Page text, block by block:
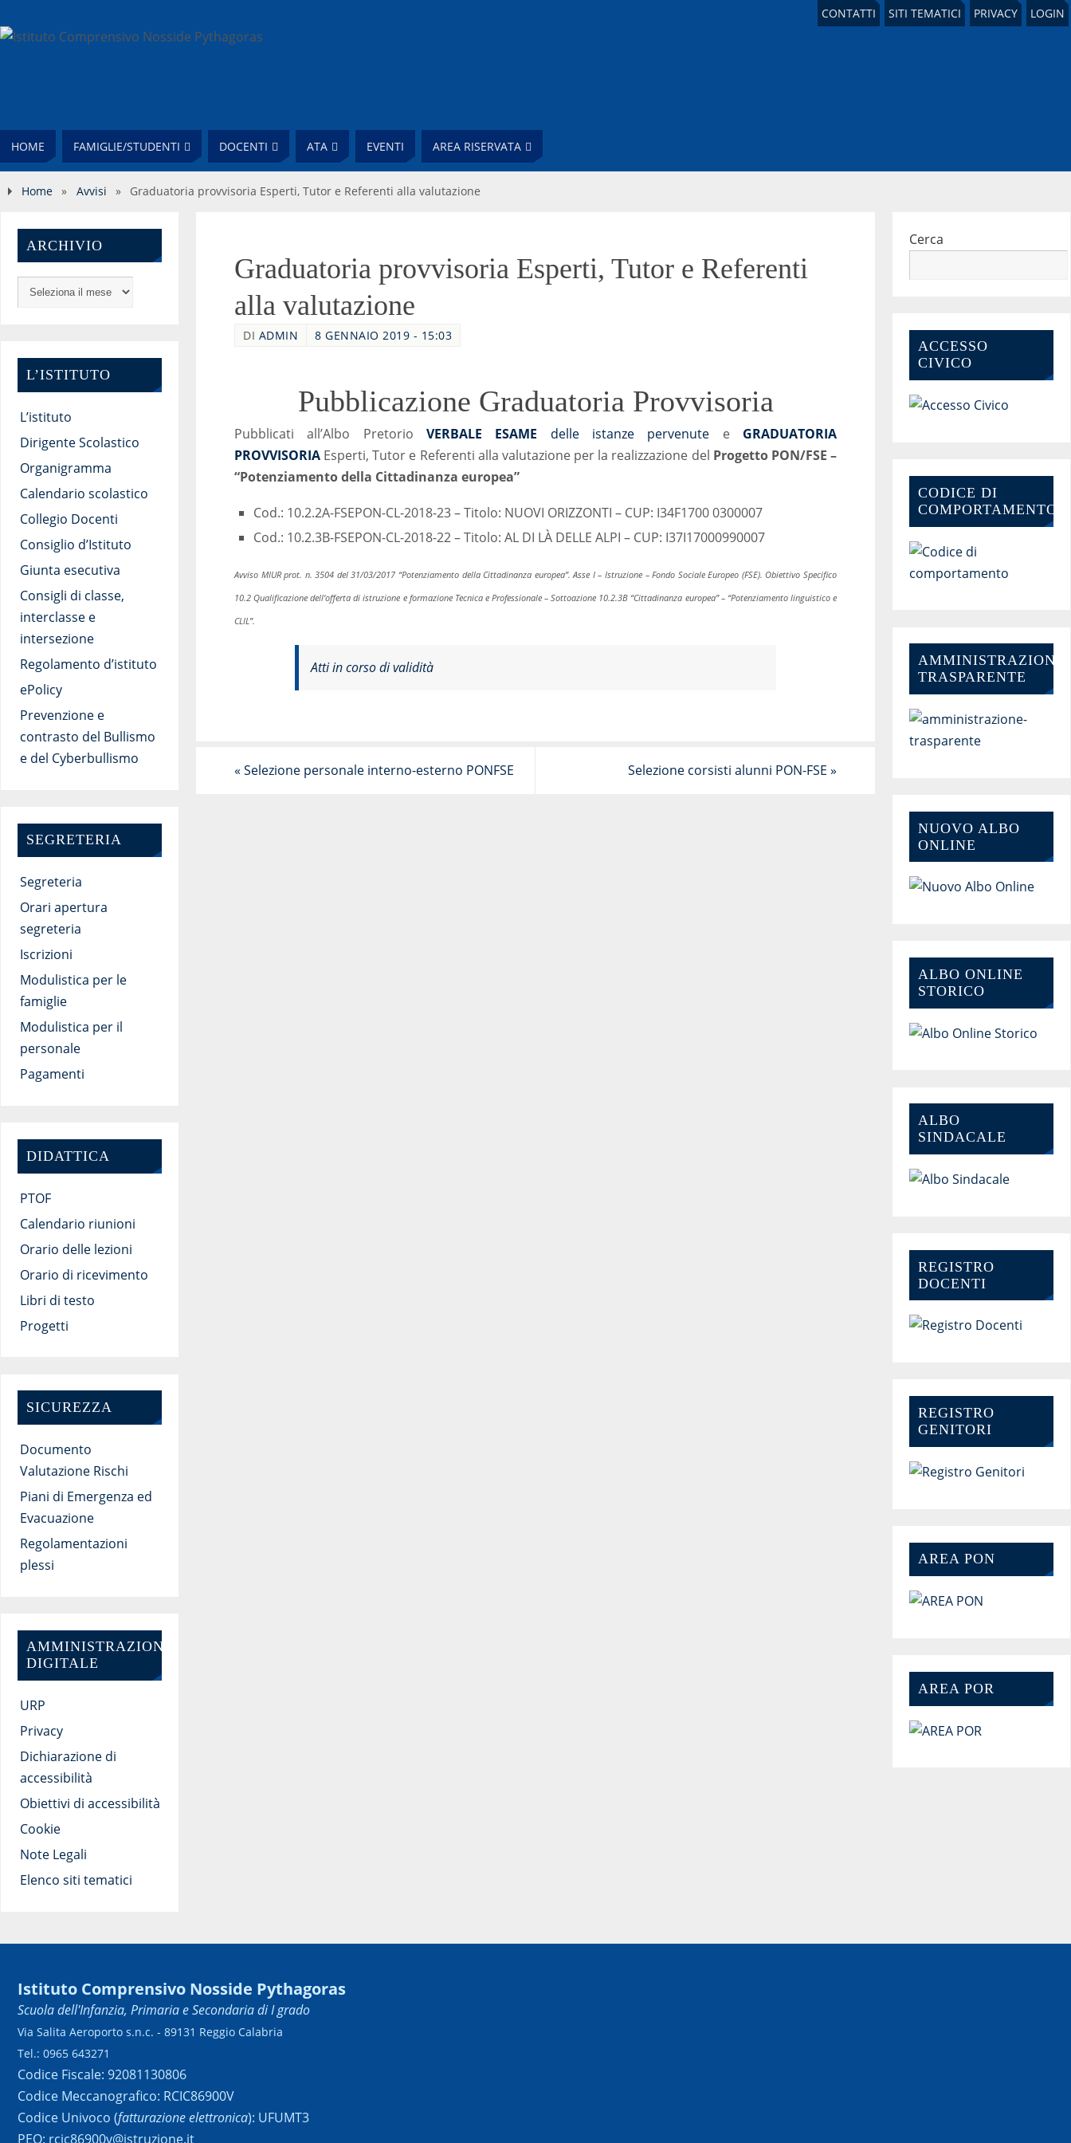
CONTATTI SITI TEMATICI PRIVACY LOGIN
HOME FAMIGLIE/STUDENTI DOCENTI ATA EVENTI AREA RISERVATA
Home » Avvisi » Graduatoria provvisoria Esperti, Tutor e Referenti alla valutazione
Graduatoria provvisoria Esperti, Tutor e Referenti
alla valutazione
DI ADMIN 8 GENNAIO 2019 - 15:03
Pubblicazione Graduatoria Provvisoria
Pubblicati all’Albo Pretorio VERBALE ESAME delle istanze pervenute e GRADUATORIA
PROVVISORIA Esperti, Tutor e Referenti alla valutazione per la realizzazione del Progetto PON/FSE –
“Potenziamento della Cittadinanza europea”
Cod.: 10.2.2A-FSEPON-CL-2018-23 – Titolo: NUOVI ORIZZONTI – CUP: I34F1700 0300007
Cod.: 10.2.3B-FSEPON-CL-2018-22 – Titolo: AL DI LÀ DELLE ALPI – CUP: I37I17000990007
Avviso MIUR prot. n. 3504 del 31/03/2017 “Potenziamento della Cittadinanza europea”. Asse I – Istruzione – Fondo Sociale Europeo (FSE). Obiettivo Specifico
10.2 Qualificazione dell’offerta di istruzione e formazione Tecnica e Professionale – Sottoazione 10.2.3B “Cittadinanza europea” – “Potenziamento linguistico e
CLIL”.
Atti in corso di validità
« Selezione personale interno-esterno PONFSE Selezione corsisti alunni PON-FSE »
ARCHIVIO
L’ISTITUTO
L’istituto
Dirigente Scolastico
Organigramma
Calendario scolastico
Collegio Docenti
Consiglio d’Istituto
Giunta esecutiva
Consigli di classe,
interclasse e
intersezione
Regolamento d’istituto
ePolicy
Prevenzione e
contrasto del Bullismo
e del Cyberbullismo
SEGRETERIA
Segreteria
Orari apertura
segreteria
Iscrizioni
Modulistica per le
famiglie
Modulistica per il
personale
Pagamenti
DIDATTICA
PTOF
Calendario riunioni
Orario delle lezioni
Orario di ricevimento
Libri di testo
Progetti
SICUREZZA
Documento
Valutazione Rischi
Piani di Emergenza ed
Evacuazione
Regolamentazioni
plessi
AMMINISTRAZIONE
DIGITALE
URP
Privacy
Dichiarazione di
accessibilità
Obiettivi di accessibilità
Cookie
Note Legali
Elenco siti tematici
Cerca
ACCESSO
CIVICO
CODICE DI
COMPORTAMENTO
AMMINISTRAZIONE-
TRASPARENTE
NUOVO ALBO
ONLINE
ALBO ONLINE
STORICO
ALBO
SINDACALE
REGISTRO
DOCENTI
REGISTRO
GENITORI
AREA PON
AREA POR
Istituto Comprensivo Nosside Pythagoras
Scuola dell'Infanzia, Primaria e Secondaria di I grado
Via Salita Aeroporto s.n.c. - 89131 Reggio Calabria
Tel.: 0965 643271
Codice Fiscale: 92081130806
Codice Meccanografico: RCIC86900V
Codice Univoco (fatturazione elettronica): UFUMT3
PEO: rcic86900v@istruzione.it